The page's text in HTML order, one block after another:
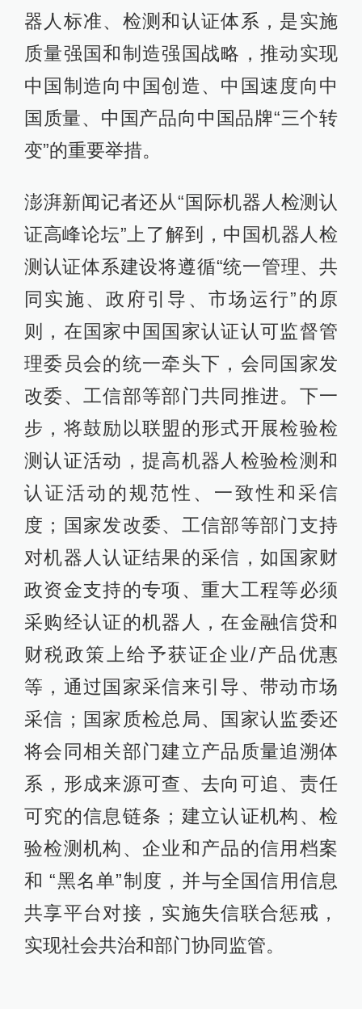
器人标准、检测和认证体系，是实施
质量强国和制造强国战略，推动实现
中国制造向中国创造、中国速度向中
国质量、中国产品向中国品牌“三个转
变”的重要举措。
澎湃新闻记者还从“国际机器人检测认
证高峰论坛”上了解到，中国机器人检
测认证体系建设将遵循“统一管理、共
同实施、政府引导、市场运行”的原
则，在国家中国国家认证认可监督管
理委员会的统一牵头下，会同国家发
改委、工信部等部门共同推进。下一
步，将鼓励以联盟的形式开展检验检
测认证活动，提高机器人检验检测和
认证活动的规范性、一致性和采信
度；国家发改委、工信部等部门支持
对机器人认证结果的采信，如国家财
政资金支持的专项、重大工程等必须
采购经认证的机器人，在金融信贷和
财税政策上给予获证企业/产品优惠
等，通过国家采信来引导、带动市场
采信；国家质检总局、国家认监委还
将会同相关部门建立产品质量追溯体
系，形成来源可查、去向可追、责任
可究的信息链条；建立认证机构、检
验检测机构、企业和产品的信用档案
和 “黑名单”制度，并与全国信用信息
共享平台对接，实施失信联合惩戒，
实现社会共治和部门协同监管。